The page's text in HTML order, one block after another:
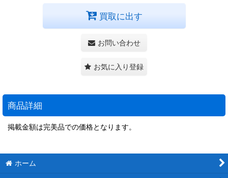
買取に出す
お問い合わせ
お気に入り登録
商品詳細
掲載金額は完美品での価格となります。
ホーム